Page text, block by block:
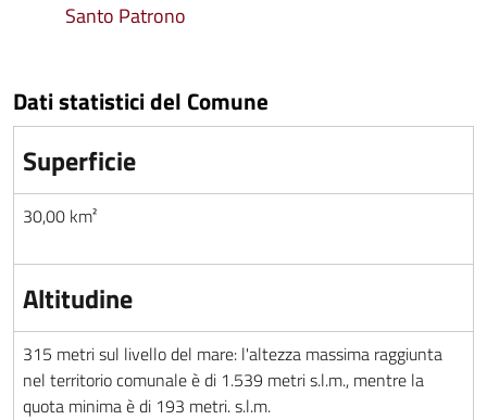
Santo Patrono
Dati statistici del Comune
Superficie
30,00 km²
Altitudine
315 metri sul livello del mare: l'altezza massima raggiunta
nel territorio comunale è di 1.539 metri s.l.m., mentre la
quota minima è di 193 metri. s.l.m.